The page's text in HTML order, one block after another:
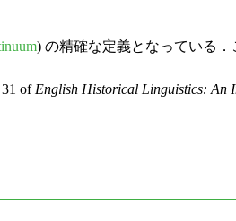
) の精確な定義となっている
of English Historical Linguistics: An